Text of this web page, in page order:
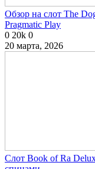
Обзор на слот The
Pragmatic Play
0 20k 0
20 марта, 2026
Слот Book of Ra